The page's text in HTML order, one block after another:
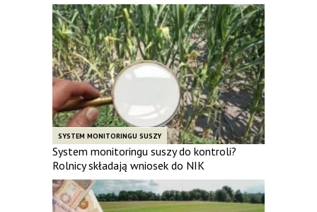
SYSTEM MONITORINGU SUSZY
System monitoringu suszy do kontroli?
Rolnicy składają wniosek do NIK